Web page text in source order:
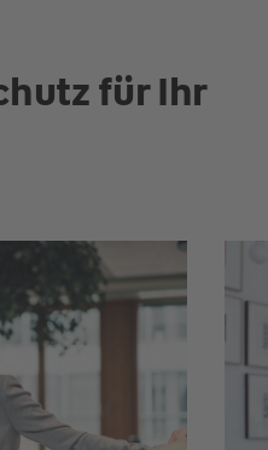
für Ihr